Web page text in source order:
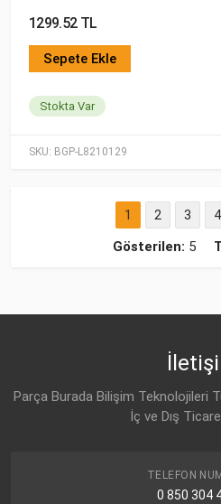
SKU: BGP-L8210129
1299.52 TL
Sepete Ekle
Stokta Var
1 2 3 4
Gösterilen: 5
Parça Burada Bilişim Teknolojileri
İç ve Dış
TELEFON
0 850 304